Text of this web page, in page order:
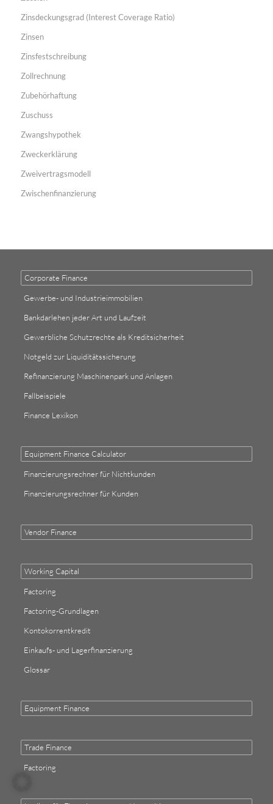
Zinsdeckungsgrad (Interest Coverage Ratio)
Zinsen
Zinsfestschreibung
Zollrechnung
Zubehörhaftung
Zuschuss
Zwangshypothek
Zweckerklärung
Zweivertragsmodell
Zwischenfinanzierung
Corporate Finance
Gewerbe- und Industrieimmobilien
Bankdarlehen jeder Art und Laufzeit
Gewerbliche Schutzrechte als Kreditsicherheit
Notgeld zur Liquiditätssicherung
Refinanzierung Maschinenpark und Anlagen
Fallbeispiele
Finance Lexikon
Equipment Finance Calculator
Finanzierungsrechner für Nichtkunden
Finanzierungsrechner für Kunden
Vendor Finance
Working Capital
Factoring
Factoring-Grundlagen
Kontokorrentkredit
Einkaufs- und Lagerfinanzierung
Glossar
Equipment Finance
Trade Finance
Factoring